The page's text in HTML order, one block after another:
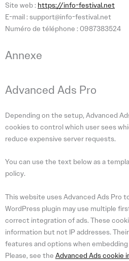
Site web : https://info-festival.net
E-mail :support@info-festival.net
Numéro de téléphone : 0987383524
Annexe
Advanced Ads Pro
Depending on the setup, Advanced
cookies to control which user sees
reduce expensive server requests.
You can use the text below as a
policy.
This website uses Advanced Ads Pro
WordPress plugin may use multiple
correct integration of ads. These
information but not IP addresses.
features and options when embedding
Please, see the Advanced Ads cookie